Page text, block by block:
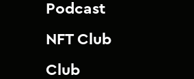
Podcast
NFT Club
Club